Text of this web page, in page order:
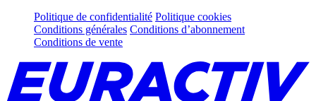
Politique de confidentialité Politique cookies
Conditions générales Conditions d’abonnement
Conditions de vente